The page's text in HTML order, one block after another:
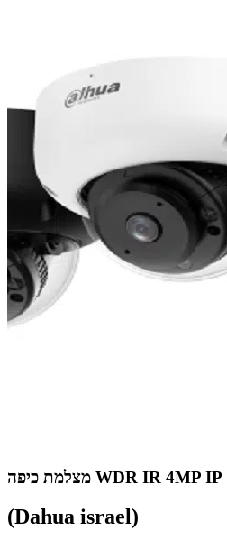
(Dahua israel)